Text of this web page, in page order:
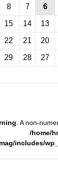
6
7
8
13
14
15
20
21
22
27
28
29
: A non-
/home/
includes/